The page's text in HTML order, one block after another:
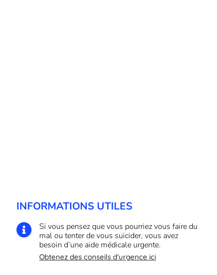
INFORMATIONS UTILES

Si vous pensez que vous pourriez vous faire du
mal ou tenter de vous suicider, vous avez
besoin d’une aide médicale urgente.
Obtenez des conseils d'urgence ici